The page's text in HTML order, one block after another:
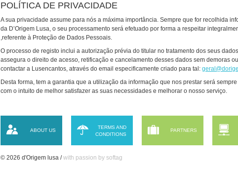
POLÍTICA DE PRIVACIDADE
A sua privacidade assume para nós a máxima importância. Sempre que for recolhida
da D’Origem Lusa, o seu processamento será efetuado por forma a respeitar
,referente à Proteção de Dados Pessoais.
O processo de registo inclui a autorização prévia do titular no tratamento dos seus
assegura o direito de acesso, retificação e cancelamento desses dados sem demoras
contactar a Lusencantos, através do email especificamente criado para tal:
Desta forma, tem a garantia que a utilização da informação que nos prestar será
com o intuito de melhor satisfazer as suas necessidades e melhorar o nosso serviço.
ABOUT US
TERMS AND
CONDITIONS
PARTNERS
© 2026 d'Origem lusa /with passion by softag